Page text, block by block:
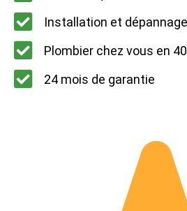
Installation et
Plombier chez vous en
24 mois de garantie